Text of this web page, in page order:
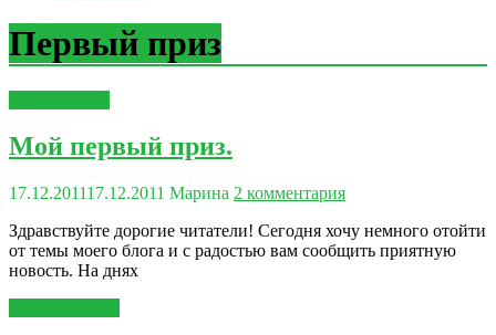
Первый приз
Мой первый приз.
17.12.201117.12.2011 Марина 2 комментария
Здравствуйте дорогие читатели! Сегодня хочу немного отойти
от темы моего блога и с радостью вам сообщить приятную
новость. На днях